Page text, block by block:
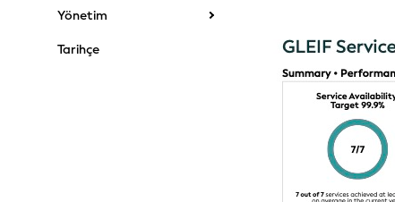
Yönetim
Tarihçe